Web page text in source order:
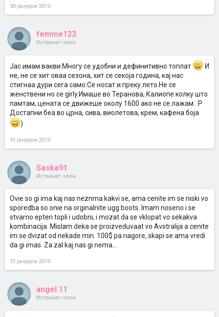
30 јануари 2010
femme123
Истакнат член
Јас имам вакви.Многу се удобни и дефинитивно топлат
И
не, не се хит оваа сезона, хит се секоја година, кај нас
стигнаа дури сега само.Се носат и преку лето.Не се
женствени но се girly.Имаше во Теранова, Калиопе колку што
памтам, цената се движеше околу 1600 ако не се лажам. :Р
Достапни беа во црна, сива, виолетова, крем, кафена боја
)
31 јануари 2010
Saska91
Истакнат член
Ovie so gi ima kaj nas neznma kakvi se, ama cenite im se niski vo
sporedba so onie na orginalnite ugg boots. Imam noseno i se
stvarno epten topli i udobni, i mozat da se vklopat vo sekakva
kombinacija. Mislam deka se proizveduvaat vo Avstralija a cenite
im se dvizat od nekade min. 100$ pa nagore, skapi se ama vredi
da gi imas. Za zal kaj nas gi nema...
31 јануари 2010
angel.11
Истакнат член